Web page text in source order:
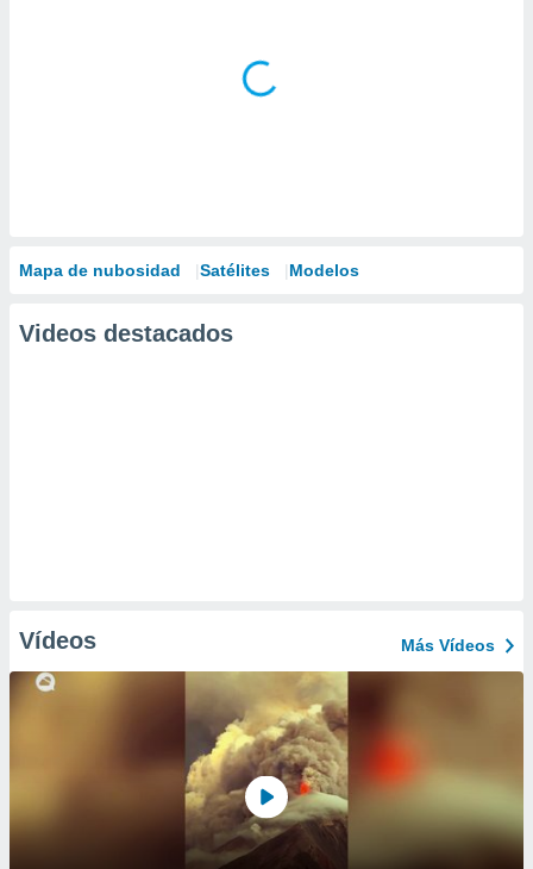
Mapa de nubosidad Satélites Modelos
Videos destacados
Vídeos Más Vídeos